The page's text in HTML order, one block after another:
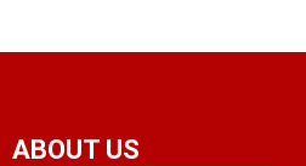
ABOUT US